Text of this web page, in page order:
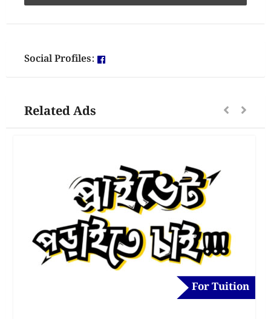
Social Profiles:
Related Ads
For Tuition